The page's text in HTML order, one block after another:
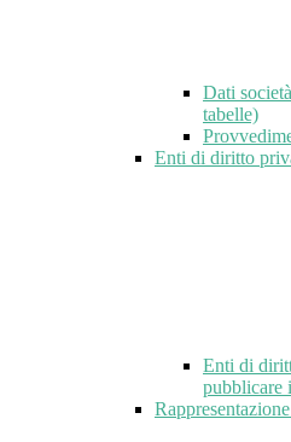
Dati
tabelle)
Enti di diritto
Enti di
pubblicare